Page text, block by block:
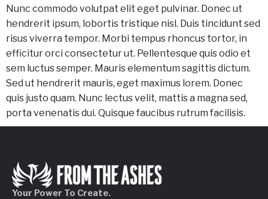
Nunc commodo volutpat elit eget pulvinar. Donec ut
hendrerit ipsum, lobortis tristique nisl. Duis tincidunt sed
risus viverra tempor. Morbi tempus rhoncus tortor, in
efficitur orci consectetur ut. Pellentesque quis odio et
sem luctus semper. Mauris elementum sagittis dictum.
Sed ut hendrerit mauris, eget maximus lorem. Donec
quis justo quam. Nunc lectus velit, mattis a magna sed,
porta venenatis dui. Quisque faucibus rutrum facilisis.
Your Power To Create.